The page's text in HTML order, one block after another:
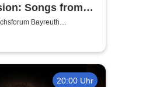
Songs from
& The Last
Bayreuth
20:00 Uhr